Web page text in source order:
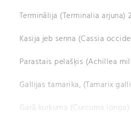
Terminālija (Terminalia arjuna)
Kasija jeb senna (Cassia
Parastais pelašķis (Achillea
Gallijas tamarika, (Tamarix
Garā kurkuma (Curcuma longa)